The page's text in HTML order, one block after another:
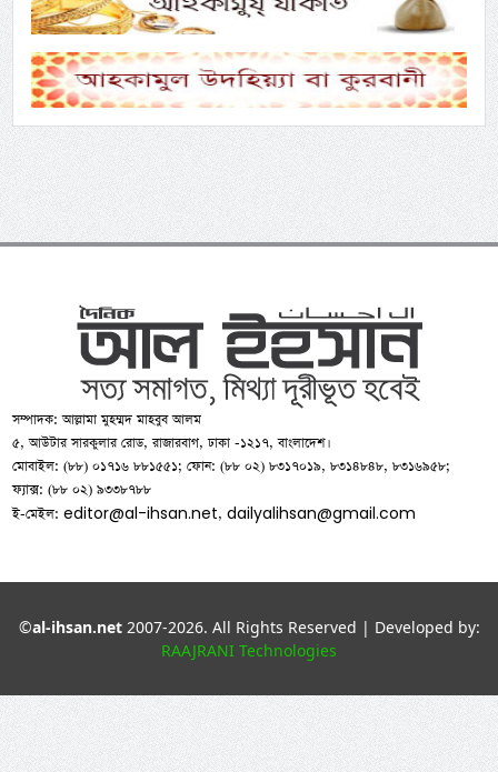
সম্পাদক: আল্লামা মুহম্মদ মাহবুব আলম
৫, আউটার সারকুলার রোড, রাজারবাগ, ঢাকা -১২১৭, বাংলাদেশ।
মোবাইল: (৮৮) ০১৭১৬ ৮৮১৫৫১; ফোন: (৮৮ ০২) ৮৩১৭০১৯, ৮৩১৪৮৪৮, ৮৩১৬৯৫৮;
ফ্যাক্স: (৮৮ ০২) ৯৩৩৮৭৮৮
ই-মেইল:editor@al-ihsan.net,dailyalihsan@gmail.com
©al-ihsan.net2007-2026. All Rights Reserved | Developed by:
RAAJRANI Technologies